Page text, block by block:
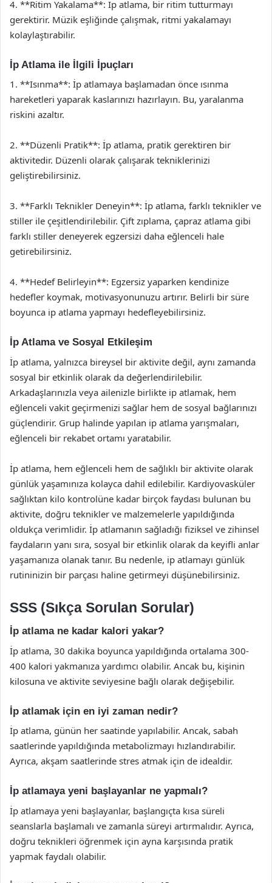
4. **Ritim Yakalama**: İp atlama, bir ritim tutturmayı
gerektirir. Müzik eşliğinde çalışmak, ritmi yakalamayı
kolaylaştırabilir.
İp Atlama ile İlgili İpuçları
1. **Isınma**: İp atlamaya başlamadan önce ısınma
hareketleri yaparak kaslarınızı hazırlayın. Bu, yaralanma
riskini azaltır.
2. **Düzenli Pratik**: İp atlama, pratik gerektiren bir
aktivitedir. Düzenli olarak çalışarak tekniklerinizi
geliştirebilirsiniz.
3. **Farklı Teknikler Deneyin**: İp atlama, farklı teknikler ve
stiller ile çeşitlendirilebilir. Çift zıplama, çapraz atlama gibi
farklı stiller deneyerek egzersizi daha eğlenceli hale
getirebilirsiniz.
4. **Hedef Belirleyin**: Egzersiz yaparken kendinize
hedefler koymak, motivasyonunuzu artırır. Belirli bir süre
boyunca ip atlama yapmayı hedefleyebilirsiniz.
İp Atlama ve Sosyal Etkileşim
İp atlama, yalnızca bireysel bir aktivite değil, aynı zamanda
sosyal bir etkinlik olarak da değerlendirilebilir.
Arkadaşlarınızla veya ailenizle birlikte ip atlamak, hem
eğlenceli vakit geçirmenizi sağlar hem de sosyal bağlarınızı
güçlendirir. Grup halinde yapılan ip atlama yarışmaları,
eğlenceli bir rekabet ortamı yaratabilir.
İp atlama, hem eğlenceli hem de sağlıklı bir aktivite olarak
günlük yaşamınıza kolayca dahil edilebilir. Kardiyovasküler
sağlıktan kilo kontrolüne kadar birçok faydası bulunan bu
aktivite, doğru teknikler ve malzemelerle yapıldığında
oldukça verimlidir. İp atlamanın sağladığı fiziksel ve zihinsel
faydaların yanı sıra, sosyal bir etkinlik olarak da keyifli anlar
yaşamanıza olanak tanır. Bu nedenle, ip atlamayı günlük
rutininizin bir parçası haline getirmeyi düşünebilirsiniz.
SSS (Sıkça Sorulan Sorular)
İp atlama ne kadar kalori yakar?
İp atlama, 30 dakika boyunca yapıldığında ortalama 300-
400 kalori yakmanıza yardımcı olabilir. Ancak bu, kişinin
kilosuna ve aktivite seviyesine bağlı olarak değişebilir.
İp atlamak için en iyi zaman nedir?
İp atlama, günün her saatinde yapılabilir. Ancak, sabah
saatlerinde yapıldığında metabolizmayı hızlandırabilir.
Ayrıca, akşam saatlerinde stres atmak için de idealdir.
İp atlamaya yeni başlayanlar ne yapmalı?
İp atlamaya yeni başlayanlar, başlangıçta kısa süreli
seanslarla başlamalı ve zamanla süreyi artırmalıdır. Ayrıca,
doğru teknikleri öğrenmek için ayna karşısında pratik
yapmak faydalı olabilir.